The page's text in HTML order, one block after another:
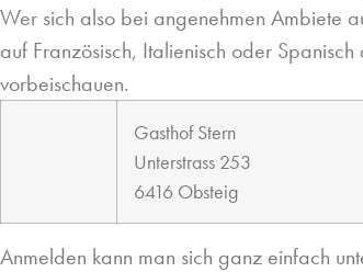
Wer sich also bei angenehmen Ambiete
auf Französisch, Italienisch oder
vorbeischauen.
Gasthof Stern
Unterstrass 253
6416 Obsteig
Anmelden kann man sich ganz einfach